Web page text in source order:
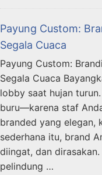
Payung Custom:
Segala Cuaca
Payung Custom:
Segala Cuaca
lobby saat hujan
buru—karena staf
branded yang elegan,
sederhana itu, brand
diingat, dan
pelindung …